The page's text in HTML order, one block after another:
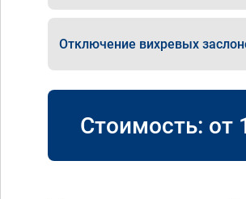
Отключение вихревых
Стоимость: от